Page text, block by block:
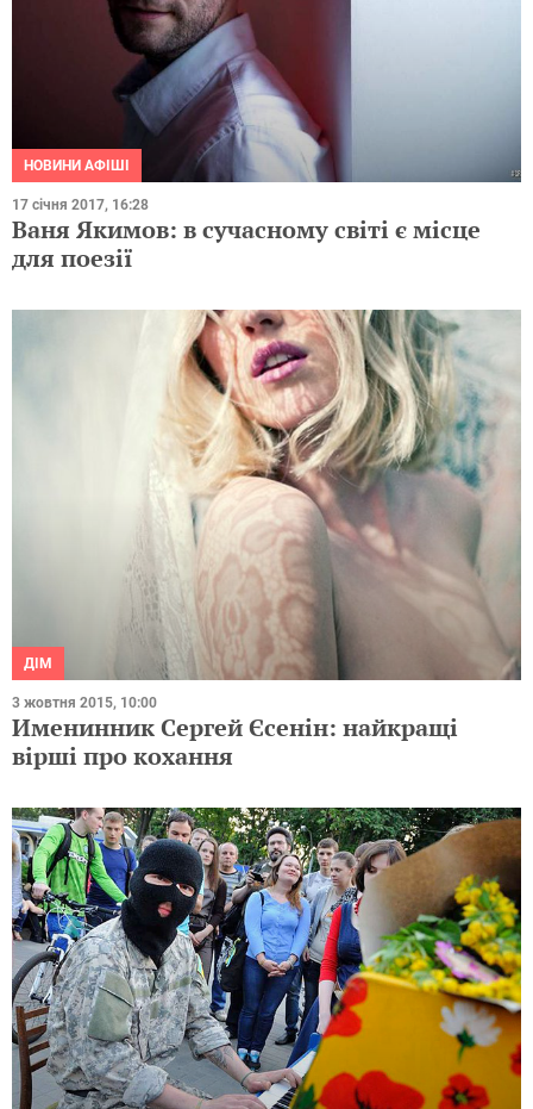
НОВИНИ АФІШІ
17 січня 2017, 16:28
Ваня Якимов: в сучасному світі є місце
для поезії
ДІМ
3 жовтня 2015, 10:00
Именинник Сергей Єсенін: найкращі
вірші про кохання